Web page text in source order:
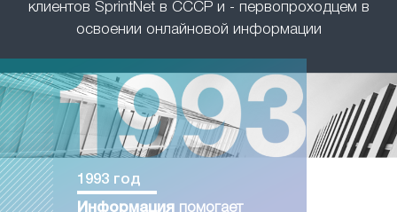
клиентов SprintNet в СССР и - первопроходцем в
освоении онлайновой информации
1993 год
Информация помогает